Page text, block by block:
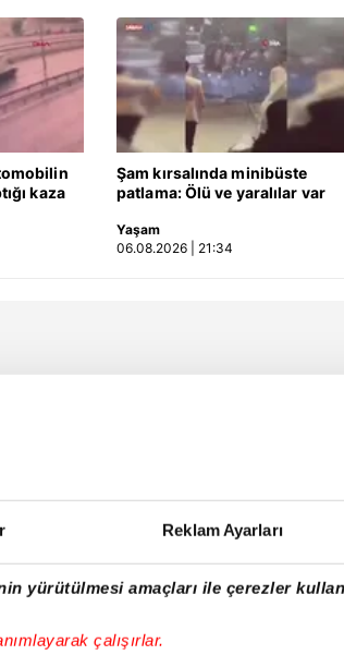
Reklam Ayarları
yürütülmesi amaçları ile çerezler
çalışırlar.
kaza
Şam kırsalında minibüste
patlama: Ölü ve yaralılar var
Yaşam
06.08.2026 | 21:34